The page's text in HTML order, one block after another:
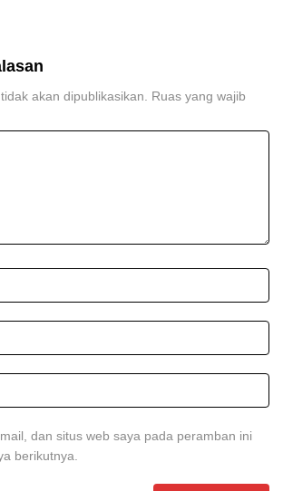
akan dipublikasikan.
Ruas yang wajib
dan situs web saya pada peramban ini
berikutnya.